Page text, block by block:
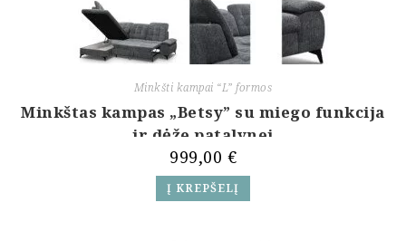
Minkšti kampai “L” formos
Minkštas kampas „Betsy” su miego funkcija
ir dėže patalynei
999,00 €
Į KREPŠELĮ